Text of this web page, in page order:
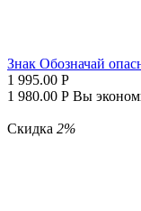
Знак Обозначай
1 995.00 Р
1 980.00 Р Вы
Скидка 2%